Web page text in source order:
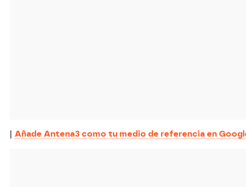
Añade Antena3 como tu medio de referencia en